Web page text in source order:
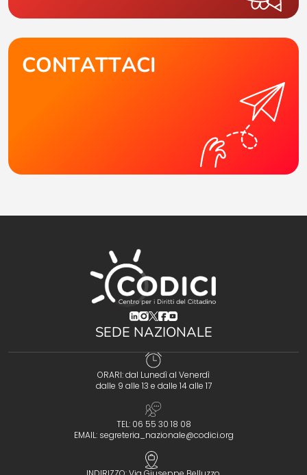
CONTATTACI
(opens in a new tab)
(opens in a new tab)
(opens in a new tab)
(opens in a new tab)
(opens in a new tab)
SEDE NAZIONALE
ORARI: dal Lunedì al Venerdì
dalle 9 alle 13 e dalle 14 alle 17
TEL: 06 55 30 18 08
EMAIL: segreteria_nazionale@codici.org